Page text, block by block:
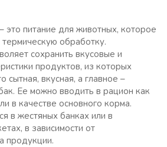
это питание для животных, которое
обработку.
сохранить вкусовые и
продуктов, из которых
сытная, вкусная, а главное –
Ее можно вводить в рацион как
в качестве основного корма.
в жестяных банках или в
в зависимости от
продукции.